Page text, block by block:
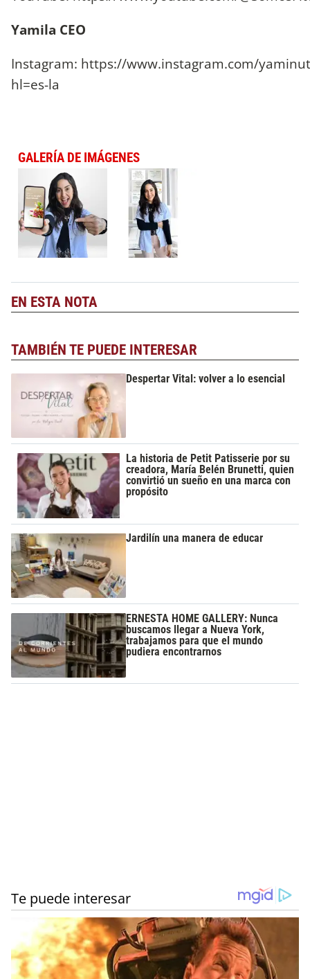
Yamila CEO
Instagram: https://www.instagram.com/
hl=es-la
GALERÍA DE IMÁGENES
EN ESTA NOTA
TAMBIÉN TE PUEDE INTERESAR
Despertar Vital: volver a lo esencial
La historia de Petit Patisserie por su
creadora, María Belén Brunetti, quien
convirtió un sueño en una marca con
propósito
Jardilín una manera de educar
ERNESTA HOME GALLERY: Nunca
buscamos llegar a Nueva York,
trabajamos para que el mundo
pudiera encontrarnos